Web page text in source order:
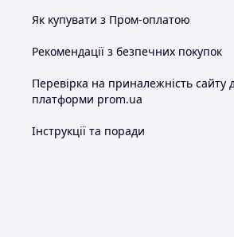
Як купувати з Пром-оплатою
Рекомендації з безпечних покупок
Перевірка на приналежність сайту
платформи prom.ua
Інструкції та поради